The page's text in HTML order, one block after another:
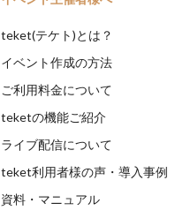
teket(テケト)とは？
イベント作成の方法
ご利用料金について
teketの機能ご紹介
ライブ配信について
teket利用者様の声・導入事例
資料・マニュアル